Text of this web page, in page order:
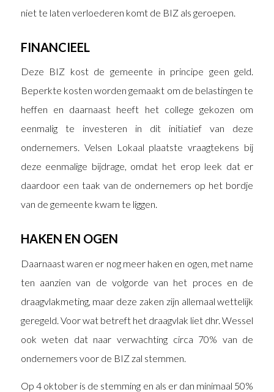
niet te laten verloederen komt de BIZ als geroepen.
FINANCIEEL
Deze BIZ kost de gemeente in principe geen geld.
Beperkte kosten worden gemaakt om de belastingen te
heffen en daarnaast heeft het college gekozen om
eenmalig te investeren in dit initiatief van deze
ondernemers. Velsen Lokaal plaatste vraagtekens bij
deze eenmalige bijdrage, omdat het erop leek dat er
daardoor een taak van de ondernemers op het bordje
van de gemeente kwam te liggen.
HAKEN EN OGEN
Daarnaast waren er nog meer haken en ogen, met name
ten aanzien van de volgorde van het proces en de
draagvlakmeting, maar deze zaken zijn allemaal wettelijk
geregeld. Voor wat betreft het draagvlak liet dhr. Wessel
ook weten dat naar verwachting circa 70% van de
ondernemers voor de BIZ zal stemmen.
Op 4 oktober is de stemming en als er dan minimaal 50%